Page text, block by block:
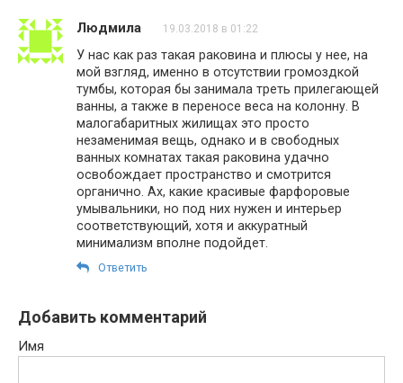
Людмила 19.03.2018 в 01:22
У нас как раз такая раковина и плюсы у нее, на
мой взгляд, именно в отсутствии громоздкой
тумбы, которая бы занимала треть прилегающей
ванны, а также в переносе веса на колонну. В
малогабаритных жилищах это просто
незаменимая вещь, однако и в свободных
ванных комнатах такая раковина удачно
освобождает пространство и смотрится
органично. Ах, какие красивые фарфоровые
умывальники, но под них нужен и интерьер
соответствующий, хотя и аккуратный
минимализм вполне подойдет.
Ответить
Добавить комментарий
Имя